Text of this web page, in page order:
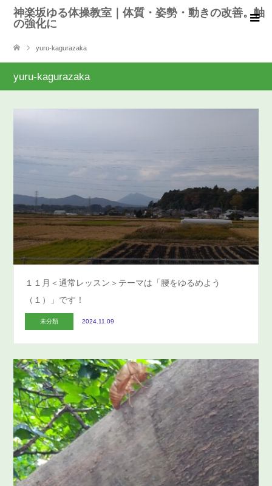
神楽坂ゆる体操教室｜体質・姿勢・動きの改善。軸
の強化に
yuru-kagurazaka
yuru-kagurazaka
１１月＜通常レッスン＞テーマは「腰をゆるめよう
（１）」です！
未分類 2024.11.09